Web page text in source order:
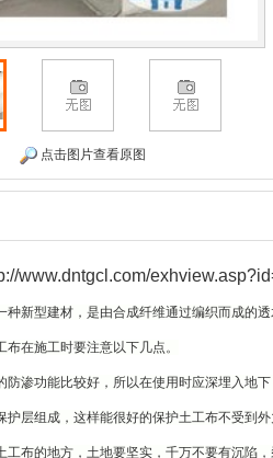
点击图片查看原图
www.dntgcl.com/
种新型建材，是由合成纤维通过编织而成的
布在施工时要注意以下几点。
功能比较好，所以在使用时应深埋入地下
护层组成，这样能很好的保护土工布不受到
的地方，土地要坚实，千万不要有沉陷，